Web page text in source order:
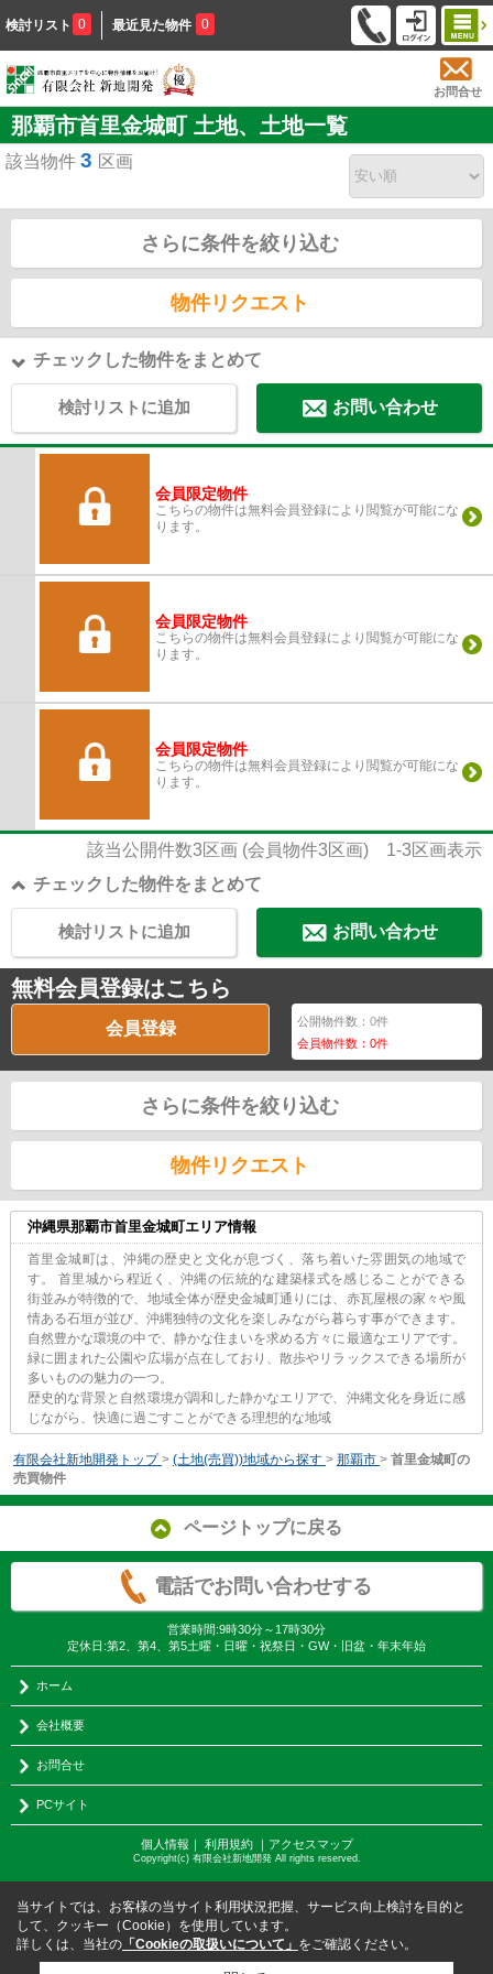
検討リスト 0 最近見た物件 0
お問合せ
那覇市首里金城町 土地、土地一覧
該当物件 3 区画
さらに条件を絞り込む
物件リクエスト
チェックした物件をまとめて
検討リストに追加 お問い合わせ
会員限定物件
こちらの物件は無料会員登録により閲覧が可能にな
ります。
会員限定物件
こちらの物件は無料会員登録により閲覧が可能にな
ります。
会員限定物件
こちらの物件は無料会員登録により閲覧が可能にな
ります。
該当公開件数3区画 (会員物件3区画) 1-3区画表示
チェックした物件をまとめて
お問い合わせ
検討リストに追加
無料会員登録はこちら
会員登録 公開物件数：0件
会員物件数：0件
さらに条件を絞り込む
物件リクエスト
沖縄県那覇市首里金城町エリア情報
首里金城町は、沖縄の歴史と文化が息づく、落ち着いた雰囲気の地域で
す。 首里城から程近く、沖縄の伝統的な建築様式を感じることができる
街並みが特徴的で、地域全体が歴史金城町通りには、赤瓦屋根の家々や風
情ある石垣が並び、沖縄独特の文化を楽しみながら暮らす事ができます。
自然豊かな環境の中で、静かな住まいを求める方々に最適なエリアです。
緑に囲まれた公園や広場が点在しており、散歩やリラックスできる場所が
多いものの魅力の一つ。
歴史的な背景と自然環境が調和した静かなエリアで、沖縄文化を身近に感
じながら、快適に過ごすことができる理想的な地域
有限会社新地開発トップ > (土地(売買))地域から探す > 那覇市 > 首里金城町の
売買物件
ページトップに戻る
電話でお問い合わせする
営業時間:9時30分～17時30分
定休日:第2、第4、第5土曜・日曜・祝祭日・GW・旧盆・年末年始
ホーム
会社概要
お問合せ
PCサイト
個人情報 ｜ 利用規約｜ アクセスマップ
Copyright(c) 有限会社新地開発 All rights reserved.
当サイトでは、お客様の当サイト利用状況把握、サービス向上検討を目的と
して、クッキー（Cookie）を使用しています。
詳しくは、当社の 「Cookieの取扱いについて」 をご確認ください。